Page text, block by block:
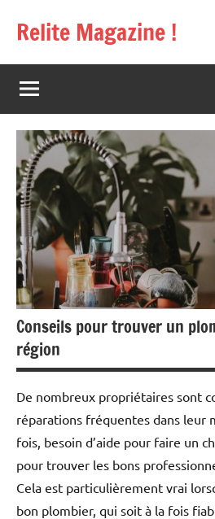
Relite Magazine !
Conseils pour trouver un
région
De nombreux propriétaires sont
réparations fréquentes dans leur
fois, besoin d’aide pour faire un
pour trouver les bons
Cela est particulièrement vrai
bon plombier, qui soit à la fois